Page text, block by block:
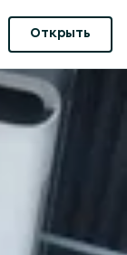
Открыть